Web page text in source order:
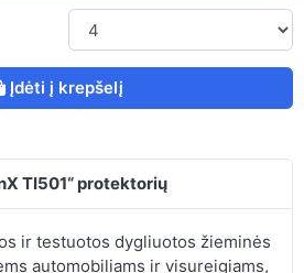
Įdėti į krepšelį
TI501“ protektorių
ir testuotos dygliuotos žieminės
automobiliams ir visureigiams,